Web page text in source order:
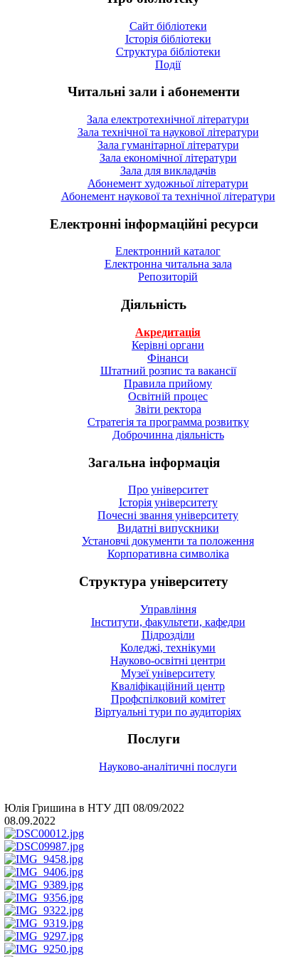
Сайт бібліотеки
Історія бібліотеки
Структура бібліотеки
Події
Читальні зали і абонементи
Зала електротехнічної літератури
Зала технічної та наукової літератури
Зала гуманітарної літератури
Зала економічної літератури
Зала для викладачів
Абонемент художньої літератури
Абонемент наукової та технічної літератури
Електронні інформаційні ресурси
Електронний каталог
Електронна читальна зала
Репозиторій
Діяльність
Акредитація
Керівні органи
Фінанси
Штатний розпис та вакансії
Правила прийому
Освітній процес
Звіти ректора
Стратегія та программа розвитку
Доброчинна діяльність
Загальна інформація
Про університет
Історія університету
Почесні звання університету
Видатні випускники
Установчі документи та положення
Корпоративна символiка
Структура університету
Управління
Інститути, факультети, кафедри
Підрозділи
Коледжі, технікуми
Науково-освітні центри
Музеї університету
Кваліфікаційний центр
Профспілковий комітет
Віртуальні тури по аудиторіях
Послуги
Науково-аналітичні послуги
Юлія Гришина в НТУ ДП 08/09/2022
08.09.2022